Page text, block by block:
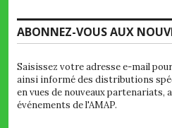
ABONNEZ-VOUS AUX
Saisissez votre adresse e-mail
ainsi informé des distributions
en vues de nouveaux partenariats,
événements de l'AMAP.